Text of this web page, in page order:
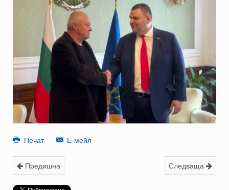
Печат Е-мейл
Предишна Следваща